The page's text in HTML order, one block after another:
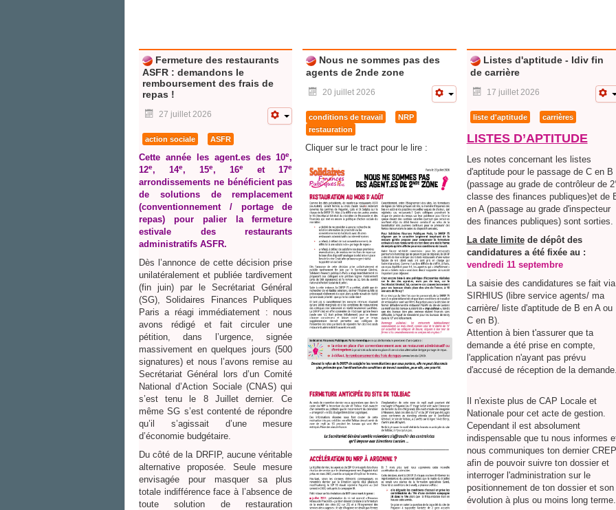
Fermeture des restaurants
ASFR : demandons le
remboursement des frais de
repas !
27 juillet 2026
action sociale ASFR
Cette année les agent.es des 10e,
12e, 14e, 15e, 16e et 17e
arrondissements ne bénéficient pas
de solutions de remplacement
(conventionnement / portage de
repas) pour palier la fermeture
estivale des restaurants
administratifs ASFR.
Dès l’annonce de cette décision prise
unilatéralement et publiée tardivement
(fin juin) par le Secrétariat Général
(SG), Solidaires Finances Publiques
Paris a réagi immédiatement : nous
avons rédigé et fait circuler une
pétition, dans l’urgence, signée
massivement en quelques jours (500
signatures) et nous l’avons remise au
Secrétariat Général lors d’un Comité
National d’Action Sociale (CNAS) qui
s’est tenu le 8 Juillet dernier. Ce
même SG s’est contenté de répondre
qu’il s’agissait d’une mesure
d’économie budgétaire.
Du côté de la DRFIP, aucune véritable
alternative proposée. Seule mesure
envisagée pour masquer sa plus
totale indifférence face à l’absence de
toute solution de restauration
Nous ne sommes pas des
agents de 2nde zone
20 juillet 2026
conditions de travail
NRP
restauration
Cliquer sur le tract pour le lire :
Listes d'aptitude - Idiv fin
de carrière
17 juillet 2026
liste d'aptitude carrières
LISTES D’APTITUDE
Les notes concernant les listes
d'aptitude pour le passage de C en B
(passage au grade de contrôleur de
classe des finances publiques)et de
en A (passage au grade d'inspecteur
des finances publiques) sont sorties.
La date limitede dépôt des
candidatures a été fixée au :
vendredi 11 septembre
La saisie des candidatures se fait via
SIRHIUS (libre service agents/ ma
carrière/ liste d'aptitude de B en A ou
C en B).
Attention à bien t'assurer que ta
demande a été prise en compte,
l'application n'ayant pas prévu
d'accusé de réception de la
Il n'existe plus de CAP Locale et
Nationale pour cet acte de gestion.
Cependant il est absolument
indispensable que tu nous informes
nous communiques ton dernier CREP
afin de pouvoir suivre ton dossier et
interroger l'administration sur le
positionnement de ton dossier et son
évolution à plus ou moins long terme.